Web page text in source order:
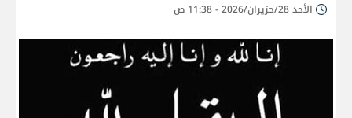
الأحد 28/حزيران/2026 - 11:38 ص